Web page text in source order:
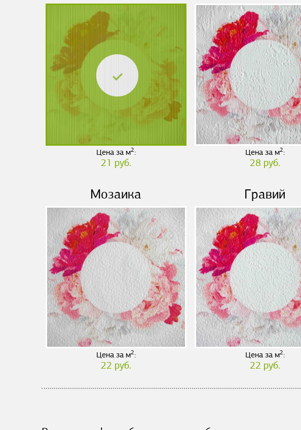
Цена за м2:
21 руб.
Цена за м2:
28 руб.
Мозаика
Цена за м2:
22 руб.
Гравий
Цена за м2:
22 руб.